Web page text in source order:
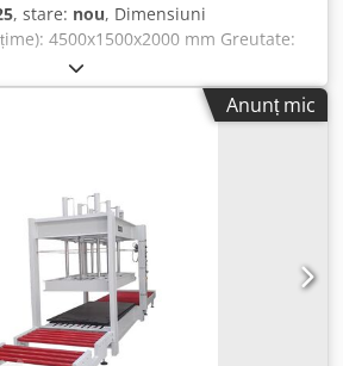
, stare: nou, Dimensiuni
4500x1500x2000 mm Greutate:
de putere: 2 kW Presă la rece SOLID
de presare: 4000 x 1350 mm -
aluminiu solid, robust - Presiune
t - La suprafața de presare întinsă
La suprafața de presare întinsă pe
- Deschidere maximă: 400 mm - 10
mm - Pompă hidraulică: 1,5 kW
- Manometru cu ac indicator
și valoarea actuală - Ghidaj de
pentru alinierea paralelă a mesei de
siguranță, conform CE - Dimensiuni:
- Greutate: 6500 kg
Anunț mic